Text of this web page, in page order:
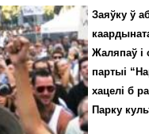
Заяўку ў
Жаляпаў і
партыі
хацелі б
Парку